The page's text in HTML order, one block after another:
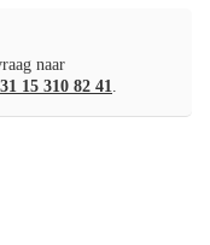
naar
15 310 82 41.